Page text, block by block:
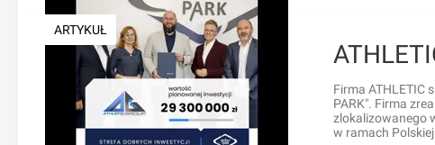
ARTYKUŁ
Firma ATHLETIC
PARK". Firma
zlokalizowanego
w ramach